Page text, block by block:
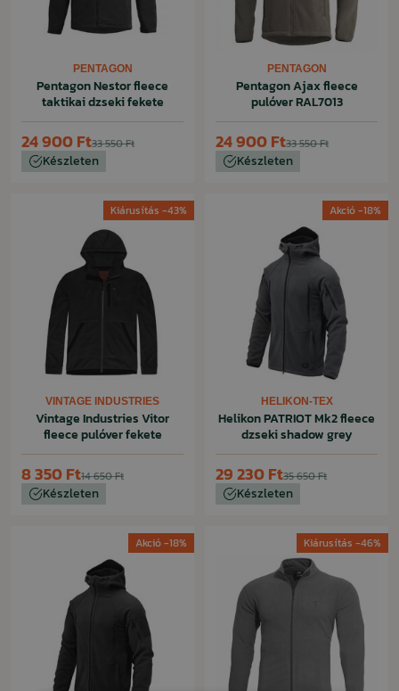
PENTAGON
Pentagon Nestor fleece
taktikai dzseki fekete
33 550 Ft
24 900 Ft
Készleten
PENTAGON
Pentagon Ajax fleece
pulóver RAL7013
33 550 Ft
24 900 Ft
Készleten
Kiárusítás -43%
VINTAGE INDUSTRIES
Vintage Industries Vitor
fleece pulóver fekete
14 650 Ft
8 350 Ft
Készleten
Akció -18%
HELIKON-TEX
Helikon PATRIOT Mk2 fleece
dzseki shadow grey
35 650 Ft
29 230 Ft
Készleten
Akció -18% Kiárusítás -46%